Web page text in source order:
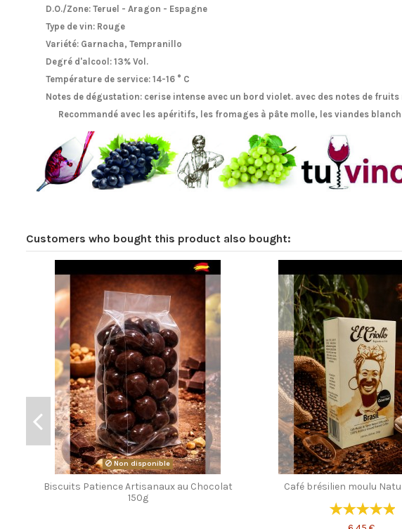
D.O./Zone: Teruel - Aragon - Espagne
Type de vin: Rouge
Variété: Garnacha, Tempranillo
Degré d'alcool: 13% Vol.
Température de service: 14-16 ° C
Notes de dégustation: cerise intense avec un bord violet. avec des notes de
Recommandé avec les apéritifs, les fromages à pâte molle, les viandes
Customers who bought this product also bought:
Non disponible
Biscuits Patience Artisanaux au Chocolat
150g
Café brésilien moulu